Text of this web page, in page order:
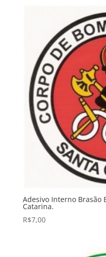
Adesivo Interno Brasão
Catarina.
R$7,00